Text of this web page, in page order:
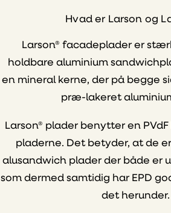
Hvad er Larson og
Larson® facadeplader er
holdbare aluminium
en mineral kerne, der på begge
præ-lakeret
Larson® plader benytter en
pladerne. Det betyder, at de
alusandwich plader der både er
som dermed samtidig har EPD
det herunder.